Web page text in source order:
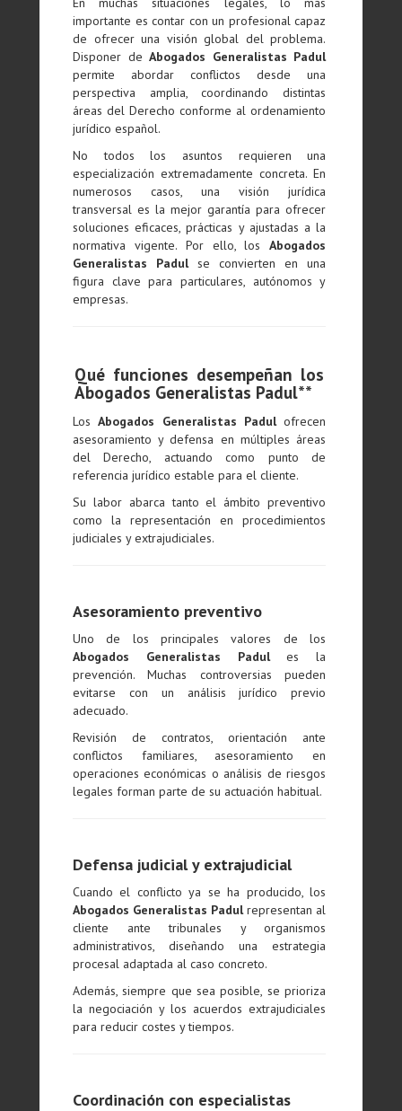
importante es contar con un profesional capaz
de ofrecer una visión global del problema.
Disponer deAbogados Generalistas Padul
permite abordar conflictos desde una
perspectiva amplia, coordinando distintas
áreas del Derecho conforme al ordenamiento
jurídico español.
No todos los asuntos requieren una
especialización extremadamente concreta. En
numerosos casos, una visión jurídica
transversal es la mejor garantía para ofrecer
soluciones eficaces, prácticas y ajustadas a la
normativa vigente. Por ello, losAbogados
Generalistas Padulse convierten en una
figura clave para particulares, autónomos y
empresas.
Qué funciones desempeñan los
Abogados Generalistas Padul**
LosAbogados Generalistas Padulofrecen
asesoramiento y defensa en múltiples áreas
del Derecho, actuando como punto de
referencia jurídico estable para el cliente.
Su labor abarca tanto el ámbito preventivo
como la representación en procedimientos
judiciales y extrajudiciales.
Asesoramiento preventivo
Uno de los principales valores de los
Abogados Generalistas Padules la
prevención. Muchas controversias pueden
evitarse con un análisis jurídico previo
adecuado.
Revisión de contratos, orientación ante
conflictos familiares, asesoramiento en
operaciones económicas o análisis de riesgos
legales forman parte de su actuación habitual.
Defensa judicial y extrajudicial
Cuando el conflicto ya se ha producido, los
Abogados Generalistas Padulrepresentan al
cliente ante tribunales y organismos
administrativos, diseñando una estrategia
procesal adaptada al caso concreto.
Además, siempre que sea posible, se prioriza
la negociación y los acuerdos extrajudiciales
para reducir costes y tiempos.
Coordinación con especialistas